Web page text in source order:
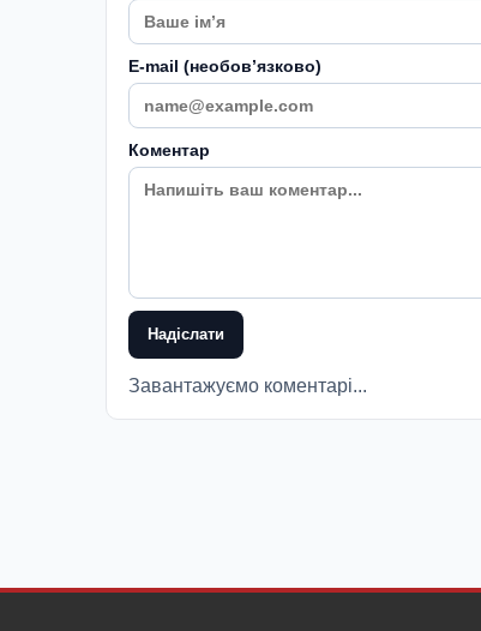
E-mail (необовʼязково)
Коментар
Надіслати
Завантажуємо коментарі...